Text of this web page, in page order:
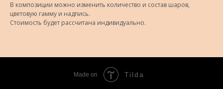
В композиции можно изменить количество и состав шаров,
цветовую гамму и надпись.
Стоимость будет рассчитана индивидуально.
Made on Tilda